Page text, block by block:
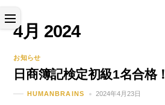
to
content
Menu
4月 2024
お知らせ
日商簿記検定初級1名合格！
HUMANBRAINS 2024年4月23日